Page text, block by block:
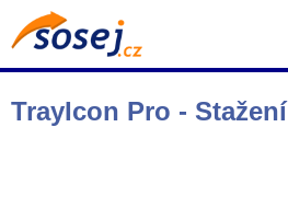
TrayIcon Pro - Stažení